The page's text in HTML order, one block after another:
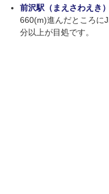
前沢駅（まえさわえき）
660(m)進んだところに
分以上が目処です。